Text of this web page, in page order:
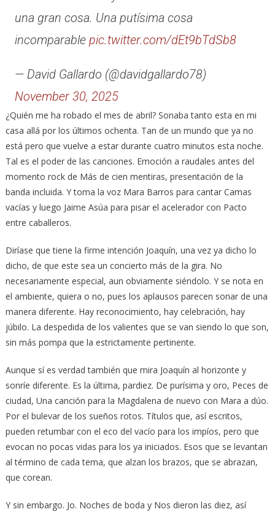
una gran cosa. Una putísima cosa
incomparable pic.twitter.com/dEt9bTdSb8
— David Gallardo (@davidgallardo78)
November 30, 2025
¿Quién me ha robado el mes de abril? Sonaba tanto esta en mi
casa allá por los últimos ochenta. Tan de un mundo que ya no
está pero que vuelve a estar durante cuatro minutos esta noche.
Tal es el poder de las canciones. Emoción a raudales antes del
momento rock de Más de cien mentiras, presentación de la
banda incluida. Y toma la voz Mara Barros para cantar Camas
vacías y luego Jaime Asúa para pisar el acelerador con Pacto
entre caballeros.
Diríase que tiene la firme intención Joaquín, una vez ya dicho lo
dicho, de que este sea un concierto más de la gira. No
necesariamente especial, aun obviamente siéndolo. Y se nota en
el ambiente, quiera o no, pues los aplausos parecen sonar de una
manera diferente. Hay reconocimiento, hay celebración, hay
júbilo. La despedida de los valientes que se van siendo lo que son,
sin más pompa que la estrictamente pertinente.
Aunque sí es verdad también que mira Joaquín al horizonte y
sonríe diferente. Es la última, pardiez. De purísima y oro, Peces de
ciudad, Una canción para la Magdalena de nuevo con Mara a dúo.
Por el bulevar de los sueños rotos. Títulos que, así escritos,
pueden retumbar con el eco del vacío para los impíos, pero que
evocan no pocas vidas para los ya iniciados. Esos que se levantan
al término de cada tema, que alzan los brazos, que se abrazan,
que corean.
Y sin embargo. Jo. Noches de boda y Nos dieron las diez, así